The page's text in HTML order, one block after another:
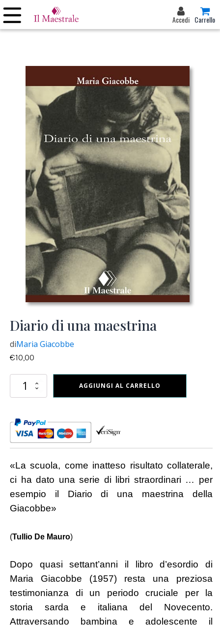
Accedi Carrello
Diario di una maestrina
diMaria Giacobbe
€10,00
Diario
quantità
AGGIUNGI AL CARRELLO
«La scuola, come inatteso risultato collaterale,
ci ha dato una serie di libri straordinari … per
esempio il Diario di una maestrina della
Giacobbe»
(Tullio De Mauro)
Dopo quasi settant’anni il libro d’esordio di
Maria Giacobbe (1957) resta una preziosa
testimonianza di un periodo cruciale per la
storia sarda e italiana del Novecento.
Attraversando bambina e adolescente il